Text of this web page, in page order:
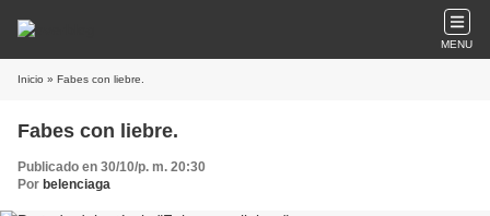
MENU
Inicio » Fabes con liebre.
Fabes con liebre.
Publicado en 30/10/p. m. 20:30
Por belenciaga